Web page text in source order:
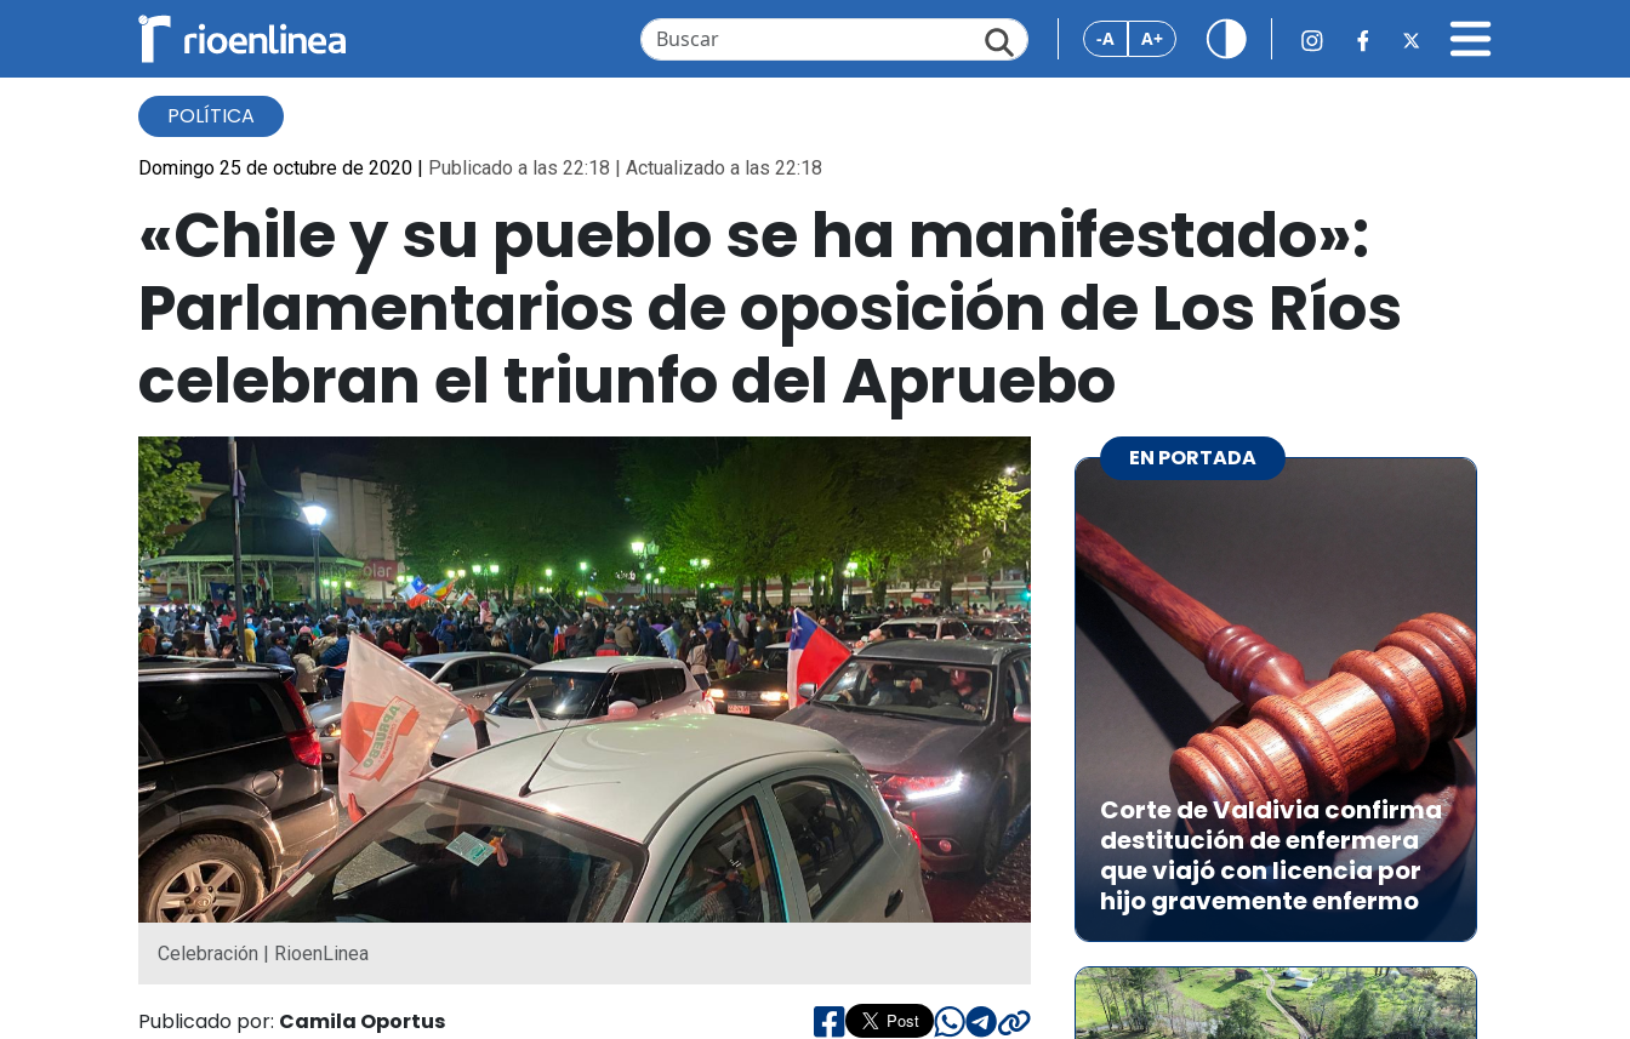
-A A+
POLÍTICA
Domingo 25 de octubre de 2020 | Publicado a las 22:18 | Actualizado a las 22:18
«Chile y su pueblo se ha manifestado»:
Parlamentarios de oposición de Los Ríos
celebran el triunfo del Apruebo
Celebración | RioenLinea
Publicado por: Camila Oportus
EN PORTADA
Corte de Valdivia confirma
destitución de enfermera
que viajó con licencia por
hijo gravemente enfermo